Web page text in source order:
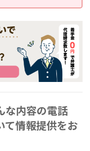
な内容の電話
て情報提供をお